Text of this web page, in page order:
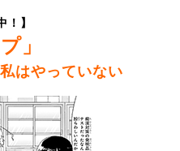
！】
」
はやっていない